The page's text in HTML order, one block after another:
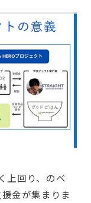
上回り、のべ
金が集まりま